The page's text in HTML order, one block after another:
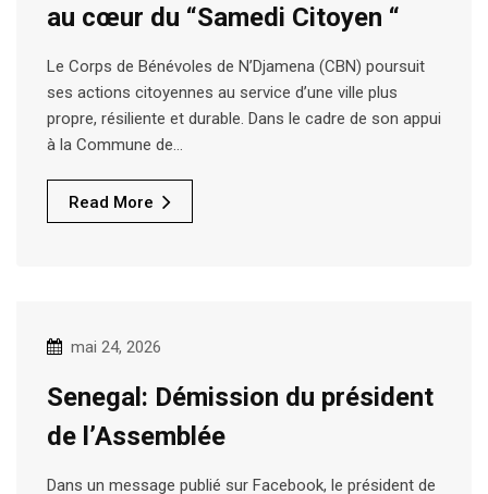
au cœur du “Samedi Citoyen “
Le Corps de Bénévoles de N’Djamena (CBN) poursuit
ses actions citoyennes au service d’une ville plus
propre, résiliente et durable. Dans le cadre de son appui
à la Commune de…
Read More
mai 24, 2026
Senegal: Démission du président
de l’Assemblée
Dans un message publié sur Facebook, le président de